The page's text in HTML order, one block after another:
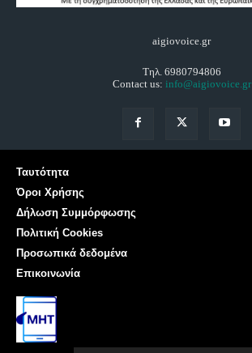
aigiovoice.gr
Τηλ. 6980794806
Contact us: info@aigiovoice.gr
Ταυτότητα
Όροι Χρήσης
Δήλωση Συμμόρφωσης
Πολιτική Cookies
Προσωπικά δεδομένα
Επικοινωνία